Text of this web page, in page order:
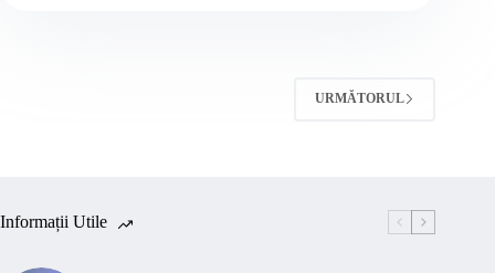
URMĂTORUL
Informații Utile